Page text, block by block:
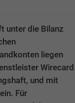
unter die Bilanz
liegen
Wirecard
und mit
Für